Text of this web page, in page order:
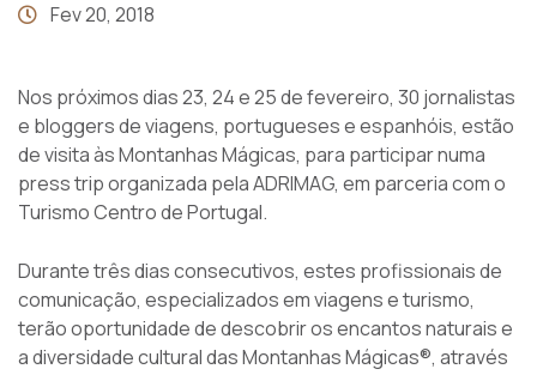
Fev 20, 2018
Nos próximos dias 23, 24 e 25 de fevereiro, 30 jornalistas
e bloggers de viagens, portugueses e espanhóis, estão
de visita às Montanhas Mágicas, para participar numa
press trip organizada pela ADRIMAG, em parceria com o
Turismo Centro de Portugal.
Durante três dias consecutivos, estes profissionais de
comunicação, especializados em viagens e turismo,
terão oportunidade de descobrir os encantos naturais e
a diversidade cultural das Montanhas Mágicas®, através